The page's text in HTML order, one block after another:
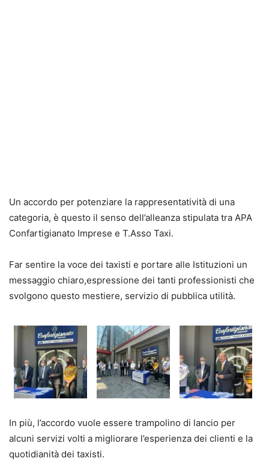
Un accordo per potenziare la rappresentatività di una
categoria, è questo il senso dell’alleanza stipulata tra APA
Confartigianato Imprese e T.Asso Taxi.
Far sentire la voce dei taxisti e portare alle Istituzioni un
messaggio chiaro,espressione dei tanti professionisti che
svolgono questo mestiere, servizio di pubblica utilità.
In più, l’accordo vuole essere trampolino di lancio per
alcuni servizi volti a migliorare l’esperienza dei clienti e la
quotidianità dei taxisti.